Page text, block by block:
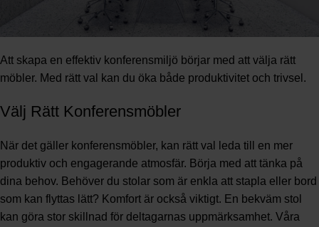
Att skapa en effektiv konferensmiljö börjar med att välja rätt
möbler. Med rätt val kan du öka både produktivitet och trivsel.
Välj Rätt Konferensmöbler
När det gäller konferensmöbler, kan rätt val leda till en mer
produktiv och engagerande atmosfär. Börja med att tänka på
dina behov. Behöver du stolar som är enkla att stapla eller bord
som kan flyttas lätt? Komfort är också viktigt. En bekväm stol
kan göra stor skillnad för deltagarnas uppmärksamhet. Våra